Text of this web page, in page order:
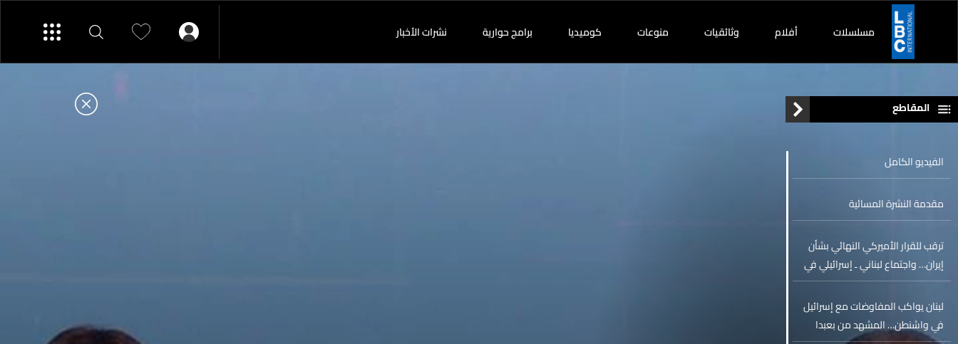
مسلسلات أفلام وثائقيات منوعات كوميديا برامج حوارية نشرات الأخبار
المقاطع
الفيديو الكامل
مقدمة النشرة المسائية
ترقب للقرار الأميركي النهائي بشأن
إيران… واجتماع لبناني ـ إسرائيلي في
البنتاغون
لبنان يواكب المفاوضات مع إسرائيل
في واشنطن… المشهد من بعبدا